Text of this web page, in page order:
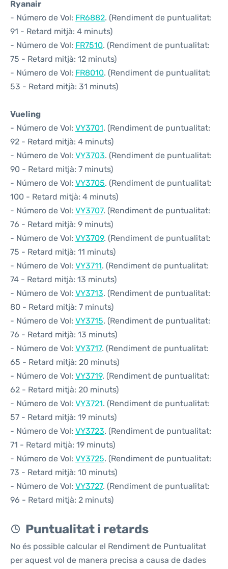
Ryanair
- Número de Vol: FR6882. (Rendiment de puntualitat:
91 - Retard mitjà: 4 minuts)
- Número de Vol: FR7510. (Rendiment de puntualitat:
75 - Retard mitjà: 12 minuts)
- Número de Vol: FR8010. (Rendiment de puntualitat:
53 - Retard mitjà: 31 minuts)
Vueling
- Número de Vol: VY3701. (Rendiment de puntualitat:
92 - Retard mitjà: 4 minuts)
- Número de Vol: VY3703. (Rendiment de puntualitat:
90 - Retard mitjà: 7 minuts)
- Número de Vol: VY3705. (Rendiment de puntualitat:
100 - Retard mitjà: 4 minuts)
- Número de Vol: VY3707. (Rendiment de puntualitat:
76 - Retard mitjà: 9 minuts)
- Número de Vol: VY3709. (Rendiment de puntualitat:
75 - Retard mitjà: 11 minuts)
- Número de Vol: VY3711. (Rendiment de puntualitat:
74 - Retard mitjà: 13 minuts)
- Número de Vol: VY3713. (Rendiment de puntualitat:
80 - Retard mitjà: 7 minuts)
- Número de Vol: VY3715. (Rendiment de puntualitat:
76 - Retard mitjà: 13 minuts)
- Número de Vol: VY3717. (Rendiment de puntualitat:
65 - Retard mitjà: 20 minuts)
- Número de Vol: VY3719. (Rendiment de puntualitat:
62 - Retard mitjà: 20 minuts)
- Número de Vol: VY3721. (Rendiment de puntualitat:
57 - Retard mitjà: 19 minuts)
- Número de Vol: VY3723. (Rendiment de puntualitat:
71 - Retard mitjà: 19 minuts)
- Número de Vol: VY3725. (Rendiment de puntualitat:
73 - Retard mitjà: 10 minuts)
- Número de Vol: VY3727. (Rendiment de puntualitat:
96 - Retard mitjà: 2 minuts)
Puntualitat i retards
No és possible calcular el Rendiment de Puntualitat
per aquest vol de manera precisa a causa de dades